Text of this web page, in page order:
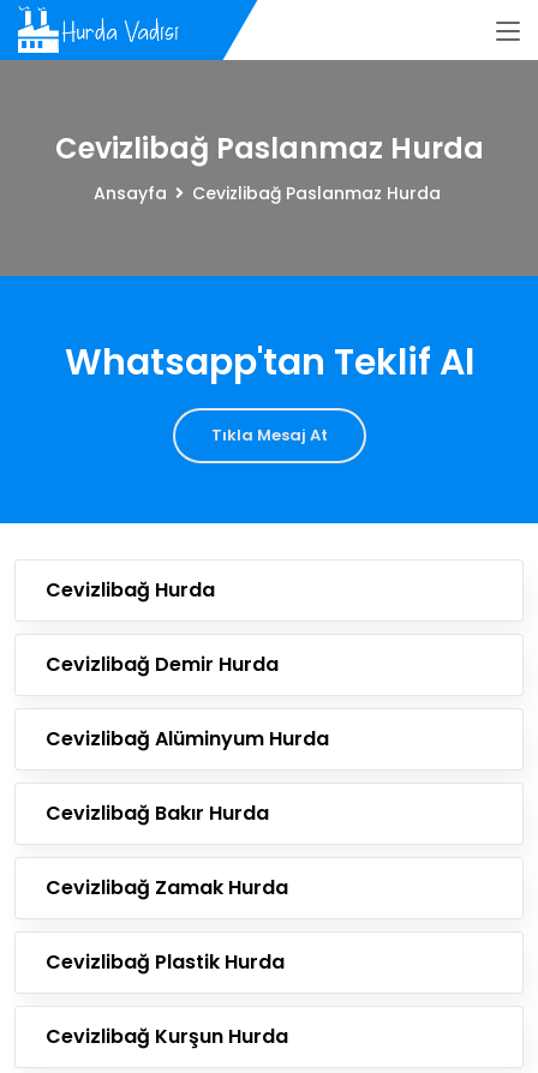
Cevizlibağ Paslanmaz Hurda
Ansayfa Cevizlibağ Paslanmaz Hurda
Whatsapp'tan Teklif Al
Tıkla Mesaj At
Cevizlibağ Hurda
Cevizlibağ Demir Hurda
Cevizlibağ Alüminyum Hurda
Cevizlibağ Bakır Hurda
Cevizlibağ Zamak Hurda
Cevizlibağ Plastik Hurda
Cevizlibağ Kurşun Hurda